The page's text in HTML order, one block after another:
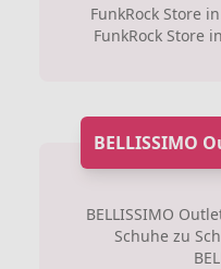
FunkRock Store
FunkRock Store
BELLISSIMO
BELLISSIMO
Schuhe zu